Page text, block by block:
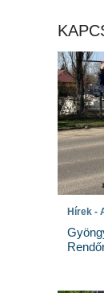
Hírek -